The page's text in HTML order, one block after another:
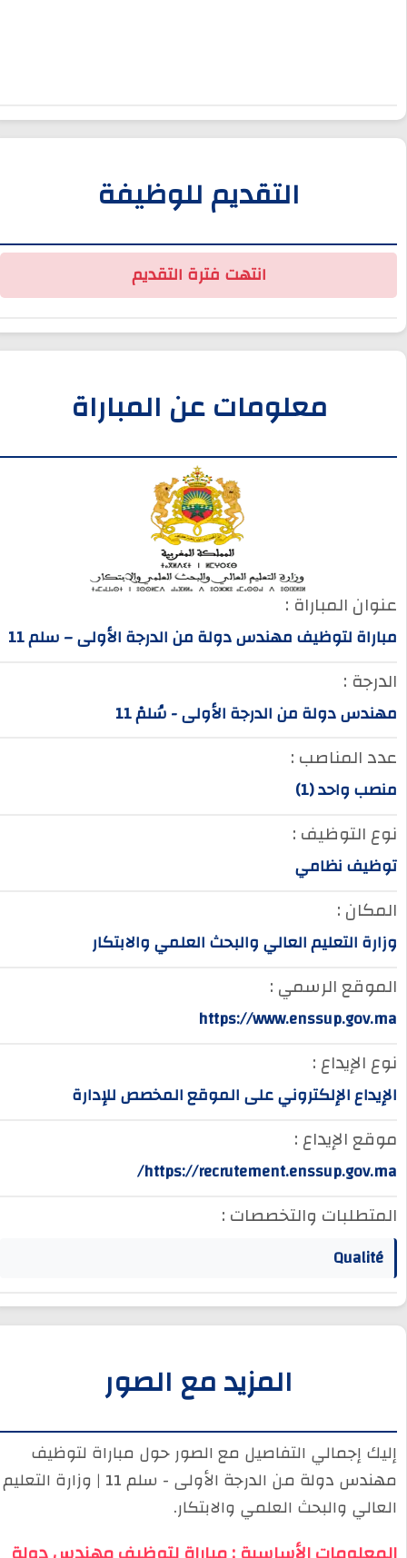
التقديم للوظيفة
انتهت فترة التقديم
معلومات عن المباراة
عنوان المباراة :
مباراة لتوظيف مهندس دولة من الدرجة الأولى – سلم 11
الدرجة :
مهندس دولة من الدرجة الأولى - سُلمْ 11
عدد المناصب :
منصب واحد (1)
نوع التوظيف :
توظيف نظامي
المكان :
وزارة التعليم العالي والبحث العلمي والابتكار
الموقع الرسمي :
https://www.enssup.gov.ma
نوع الإيداع :
الإيداع الإلكتروني على الموقع المخصص للإدارة
موقع الإيداع :
https://recrutement.enssup.gov.ma/
المتطلبات والتخصصات :
Qualité
المزيد مع الصور
إليك إجمالي التفاصيل مع الصور حول مباراة لتوظيف
مهندس دولة من الدرجة الأولى - سلم 11 | وزارة التعليم
العالي والبحث العلمي والابتكار.